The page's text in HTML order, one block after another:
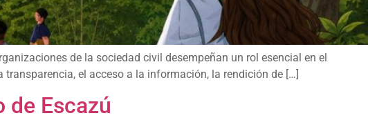
de la sociedad civil desempeñan un rol esencial en el
el acceso a la información, la rendición de […]
de Escazú